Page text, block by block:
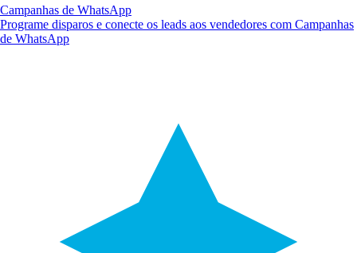
Campanhas de WhatsApp
Programe disparos e conecte os leads aos vendedores com Campanhas
de WhatsApp